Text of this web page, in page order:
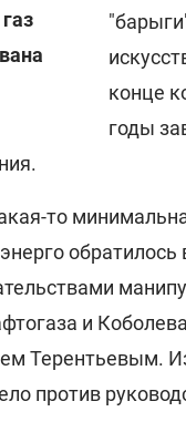
конце
годы
то
и
Терентьевым.
против